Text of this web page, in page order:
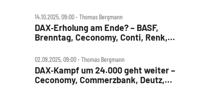
14.10.2025, 09:00 ‧ Thomas Bergmann
DAX‑Erholung am Ende? – BASF,
Brenntag, Ceconomy, Conti, Renk,
02.09.2025, 09:00 ‧ Thomas Bergmann
DAX‑Kampf um 24.000 geht weiter –
Ceconomy, Commerzbank, Deutz,